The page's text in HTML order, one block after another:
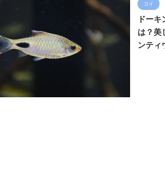
コイ
ドー
は？美
ンティ